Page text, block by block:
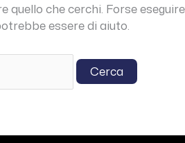
quello che cerchi. Forse eseguire
essere di aiuto.